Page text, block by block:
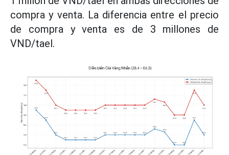
compra y venta. La diferencia entre el precio
de compra y venta es de 3 millones de
VND/tael.